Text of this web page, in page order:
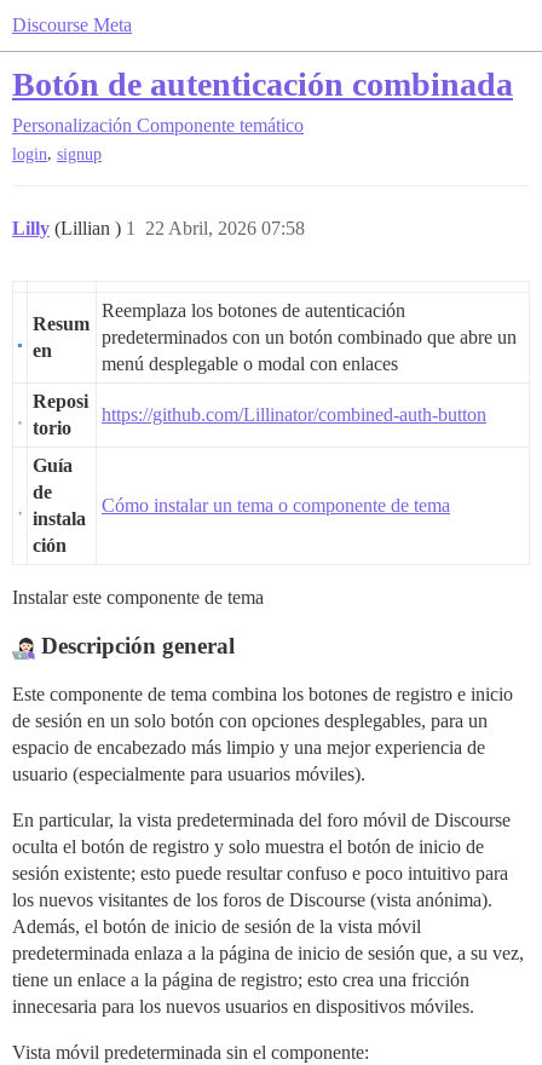
Discourse Meta
Botón de autenticación combinada
Personalización Componente temático
login, signup
Lilly (Lillian ) 22 Abril, 2026 07:58
1
Resum
en
Reemplaza los botones de autenticación
predeterminados con un botón combinado que abre un
menú desplegable o modal con enlaces
Reposi
torio
https://github.com/Lillinator/combined-auth-button
Guía
de
instala
ción
Cómo instalar un tema o componente de tema
Instalar este componente de tema
Descripción general
Este componente de tema combina los botones de registro e inicio
de sesión en un solo botón con opciones desplegables, para un
espacio de encabezado más limpio y una mejor experiencia de
usuario (especialmente para usuarios móviles).
En particular, la vista predeterminada del foro móvil de Discourse
oculta el botón de registro y solo muestra el botón de inicio de
sesión existente; esto puede resultar confuso e poco intuitivo para
los nuevos visitantes de los foros de Discourse (vista anónima).
Además, el botón de inicio de sesión de la vista móvil
predeterminada enlaza a la página de inicio de sesión que, a su vez,
tiene un enlace a la página de registro; esto crea una fricción
innecesaria para los nuevos usuarios en dispositivos móviles.
Vista móvil predeterminada sin el componente: